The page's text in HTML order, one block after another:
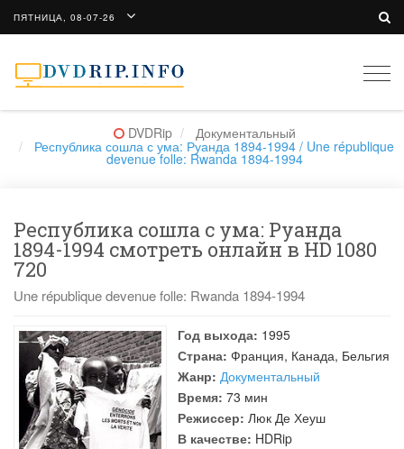
ПЯТНИЦА, 08-07-26
DVDRip Документальный
Республика сошла с ума: Руанда 1894-1994 / Une république
devenue folle: Rwanda 1894-1994
Республика сошла с ума: Руанда
1894-1994 смотреть онлайн в HD 1080
720
Une république devenue folle: Rwanda 1894-1994
Год выхода: 1995
Страна: Франция, Канада, Бельгия
Жанр: Документальный
Время: 73 мин
Режиссер: Люк Де Хеуш
В качестве: HDRip